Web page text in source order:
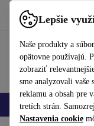
Lepšie
Naše produkty a
opätovne používajú.
zobraziť
sme analyzovali vaše
reklamu a obsah pre
tretích strán.
Nastavenia cookie
používať refurbed
Mobilné telefóny